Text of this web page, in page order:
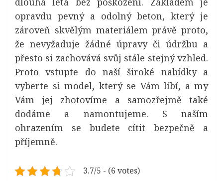
opravdu pevný a odolný beton, který je
zároveň skvělým materiálem právě proto,
že nevyžaduje žádné úpravy či údržbu a
přesto si zachovává svůj stále stejný vzhled.
Proto vstupte do naší široké nabídky a
vyberte si model, který se Vám líbí, a my
Vám jej zhotovíme a samozřejmě také
dodáme a namontujeme. S naším
ohrazením se budete cítit bezpečně a
příjemně.
3.7/5 - (6 votes)